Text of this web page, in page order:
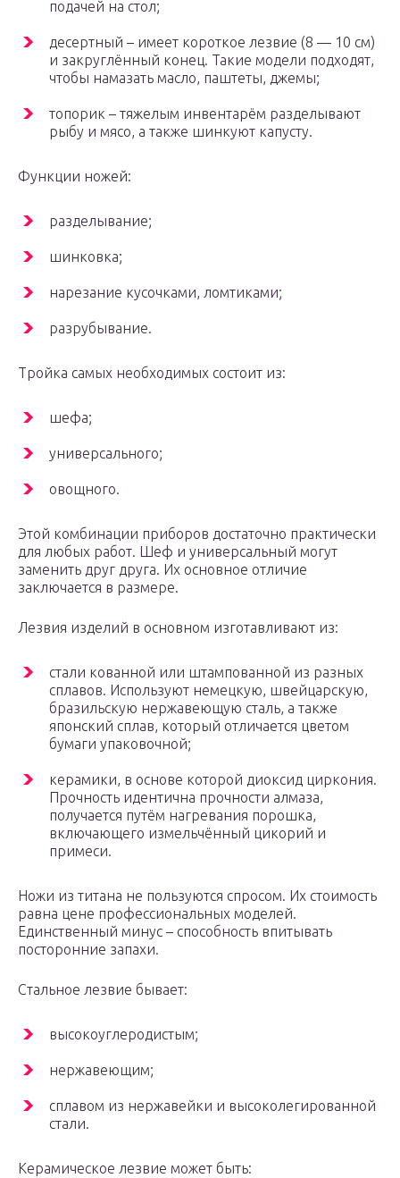
подачей на стол;
десертный – имеет короткое лезвие (8 — 10 см)
и закруглённый конец. Такие модели подходят,
чтобы намазать масло, паштеты, джемы;
топорик – тяжелым инвентарём разделывают
рыбу и мясо, а также шинкуют капусту.
Функции ножей:
разделывание;
шинковка;
нарезание кусочками, ломтиками;
разрубывание.
Тройка самых необходимых состоит из:
шефа;
универсального;
овощного.
Этой комбинации приборов достаточно практически
для любых работ. Шеф и универсальный могут
заменить друг друга. Их основное отличие
заключается в размере.
Лезвия изделий в основном изготавливают из:
стали кованной или штампованной из разных
сплавов. Используют немецкую, швейцарскую,
бразильскую нержавеющую сталь, а также
японский сплав, который отличается цветом
бумаги упаковочной;
керамики, в основе которой диоксид циркония.
Прочность идентична прочности алмаза,
получается путём нагревания порошка,
включающего измельчённый цикорий и
примеси.
Ножи из титана не пользуются спросом. Их стоимость
равна цене профессиональных моделей.
Единственный минус – способность впитывать
посторонние запахи.
Стальное лезвие бывает:
высокоуглеродистым;
нержавеющим;
сплавом из нержавейки и высоколегированной
стали.
Керамическое лезвие может быть: